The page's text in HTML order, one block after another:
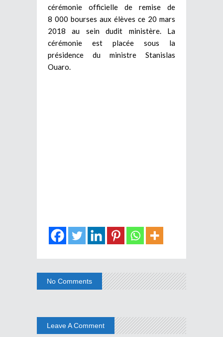
cérémonie officielle de remise de
8 000 bourses aux élèves ce 20 mars
2018 au sein dudit ministère. La
cérémonie est placée sous la
présidence du ministre Stanislas
Ouaro.
No Comments
Leave A Comment